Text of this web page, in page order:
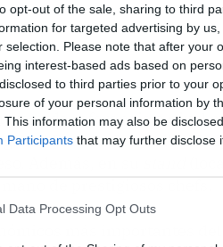
opt-out of the sale, sharing to third
for targeted advertising by
selection. Please note that after your
interest-based ads based on
to third parties prior to your
of your personal information by
This information may also be
Participants that may further disclose
Data Processing Opt Outs
de referencia a nivel
del Premio Sostenibilidad,
Además, en su
más importantes del